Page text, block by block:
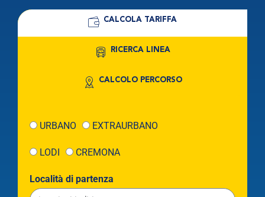
CALCOLA TARIFFA
RICERCA LINEA
CALCOLO PERCORSO
URBANO EXTRAURBANO
LODI CREMONA
Località di partenza